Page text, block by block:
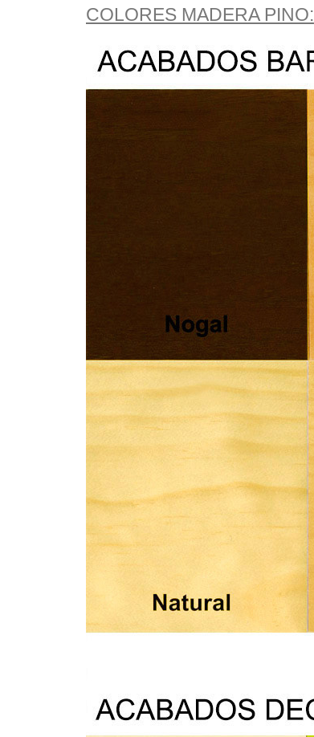
COLORES MADERA PINO: